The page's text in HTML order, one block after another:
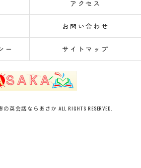
アクセス
お問い合わせ
ー サイトマップ
英会話ならあさか ALL RIGHTS RESERVED.